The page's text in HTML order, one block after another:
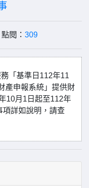
閱： 309
「基準日112年11
產申報系統」提供財
10月1日起至112年
項詳如說明，請查